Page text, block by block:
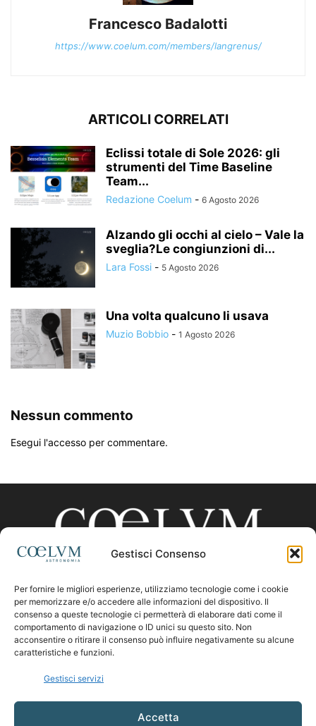
Gestisci Consenso
Per fornire le migliori esperienze, utilizziamo tecnologie come i cookie
per memorizzare e/o accedere alle informazioni del dispositivo. Il
consenso a queste tecnologie ci permetterà di elaborare dati come il
comportamento di navigazione o ID unici su questo sito. Non
acconsentire o ritirare il consenso può influire negativamente su alcune
caratteristiche e funzioni.
Gestisci servizi
Accetta
Francesco Badalotti
https://www.coelum.com/members/langrenus/
ARTICOLI CORRELATI
Eclissi totale di Sole 2026: gli
strumenti del Time Baseline
Team...
Redazione Coelum - 6 Agosto 2026
Alzando gli occhi al cielo – Vale la
sveglia?Le congiunzioni di...
Lara Fossi - 5 Agosto 2026
Una volta qualcuno li usava
Muzio Bobbio - 1 Agosto 2026
Nessun commento
Esegui l'accesso per commentare.
CHI SIAMO
Contattaci:coelumastro@coelum.com